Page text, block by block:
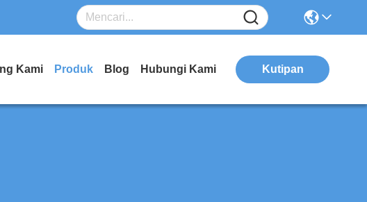
Kami Produk Blog Hubungi Kami Kutipan